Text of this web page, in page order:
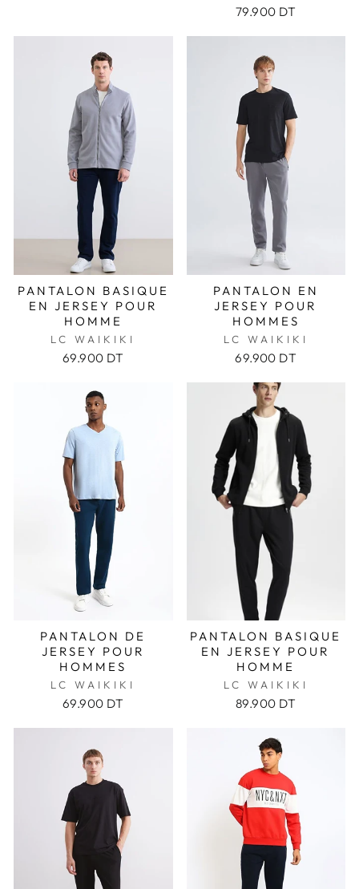
79.900 DT
PANTALON BASIQUE
EN JERSEY POUR
HOMME
LC WAIKIKI
69.900 DT
PANTALON EN
JERSEY POUR
HOMMES
LC WAIKIKI
69.900 DT
PANTALON DE
JERSEY POUR
HOMMES
LC WAIKIKI
69.900 DT
PANTALON BASIQUE
EN JERSEY POUR
HOMME
LC WAIKIKI
89.900 DT